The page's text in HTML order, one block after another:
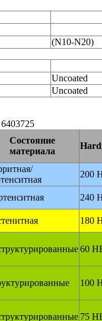
(N10-N20)
Uncoated
Uncoated
Состояние
материала
200
240
180
60
100
75